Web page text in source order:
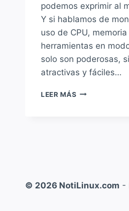
podemos exprimir al
Y si hablamos de
uso de CPU,
herramientas en
solo son poderosas,
atractivas y fáciles…
LEER MÁS LOS
© 2026 NotiLinux.com -